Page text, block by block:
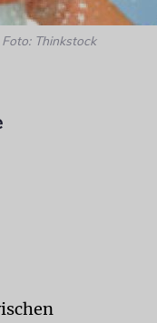
Foto: Thinkstock